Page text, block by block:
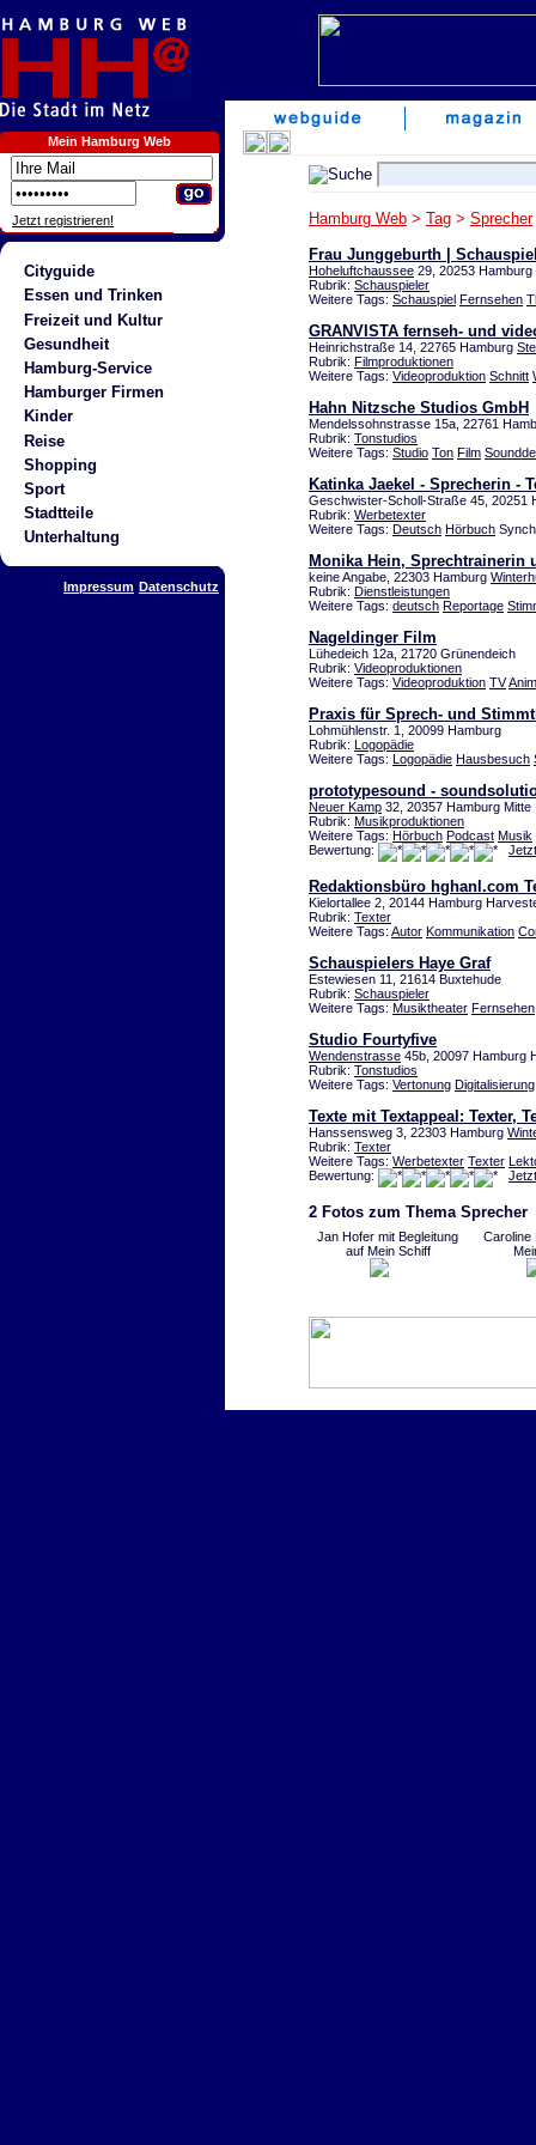
Mein Hamburg Web
Jetzt registrieren!
Cityguide
Essen und Trinken
Freizeit und Kultur
Gesundheit
Hamburg-Service
Hamburger Firmen
Kinder
Reise
Shopping
Sport
Stadtteile
Unterhaltung
Impressum Datenschutz
Hamburg Web > Tag > Sprecher
Frau Junggeburth |
Hoheluftchaussee 29, 20253 Hamburg
Rubrik: Schauspieler
Weitere Tags: Schauspiel Fernsehen
GRANVISTA fernseh- und
Heinrichstraße 14, 22765 Hamburg
Rubrik: Filmproduktionen
Weitere Tags: Videoproduktion Schnitt
Hahn Nitzsche Studios GmbH
Mendelssohnstrasse 15a, 22761
Rubrik: Tonstudios
Weitere Tags: Studio Ton Film
Katinka Jaekel - Sprecherin -
Geschwister-Scholl-Straße 45, 20251
Rubrik: Werbetexter
Weitere Tags: Deutsch Hörbuch
Monika Hein, Sprechtrainerin
keine Angabe, 22303 Hamburg
Rubrik: Dienstleistungen
Weitere Tags: deutsch Reportage
Nageldinger Film
Lühedeich 12a, 21720 Grünendeich
Rubrik: Videoproduktionen
Weitere Tags: Videoproduktion TV
Praxis für Sprech- und
Lohmühlenstr. 1, 20099 Hamburg
Rubrik: Logopädie
Weitere Tags: Logopädie Hausbesuch
prototypesound -
Neuer Kamp 32, 20357 Hamburg Mitte
Rubrik: Musikproduktionen
Weitere Tags: Hörbuch Podcast Musik
Bewertung:
Redaktionsbüro hghanl.com
Kielortallee 2, 20144 Hamburg
Rubrik: Texter
Weitere Tags: Autor Kommunikation
Schauspielers Haye Graf
Estewiesen 11, 21614 Buxtehude
Rubrik: Schauspieler
Weitere Tags: Musiktheater Fernsehen
Studio Fourtyfive
Wendenstrasse 45b, 20097 Hamburg
Rubrik: Tonstudios
Weitere Tags: Vertonung Digitalisierung
Texte mit Textappeal: Texter,
Hanssensweg 3, 22303 Hamburg
Rubrik: Texter
Weitere Tags: Werbetexter Texter
Bewertung:
2 Fotos zum Thema Sprecher
Jan Hofer mit Begleitung
auf Mein Schiff
Caroline